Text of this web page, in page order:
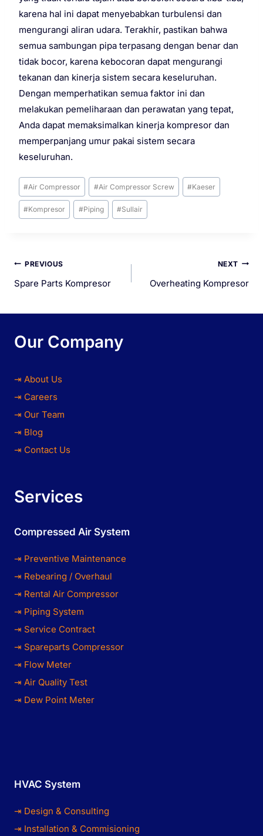
karena hal ini dapat menyebabkan turbulensi dan
mengurangi aliran udara. Terakhir, pastikan bahwa
semua sambungan pipa terpasang dengan benar dan
tidak bocor, karena kebocoran dapat mengurangi
tekanan dan kinerja sistem secara keseluruhan.
Dengan memperhatikan semua faktor ini dan
melakukan pemeliharaan dan perawatan yang tepat,
Anda dapat memaksimalkan kinerja kompresor dan
memperpanjang umur pakai sistem secara
keseluruhan.
#Air Compressor #Air Compressor Screw #Kaeser
#Kompresor #Piping #Sullair
PREVIOUS
Spare Parts Kompresor
NEXT
Overheating Kompresor
Our Company
⇥ About Us
⇥ Careers
⇥ Our Team
⇥ Blog
⇥ Contact Us
Services
Compressed Air System
⇥ Preventive Maintenance
⇥ Rebearing / Overhaul
⇥ Rental Air Compressor
⇥ Piping System
⇥ Service Contract
⇥ Spareparts Compressor
⇥ Flow Meter
⇥ Air Quality Test
⇥ Dew Point Meter
HVAC System
⇥ Design & Consulting
⇥ Installation & Commisioning